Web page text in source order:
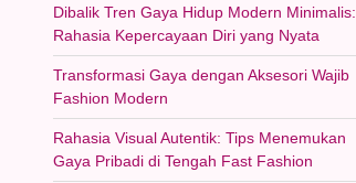
Dibalik Tren Gaya Hidup Modern Minimalis:
Rahasia Kepercayaan Diri yang Nyata
Transformasi Gaya dengan Aksesori Wajib
Fashion Modern
Rahasia Visual Autentik: Tips Menemukan
Gaya Pribadi di Tengah Fast Fashion